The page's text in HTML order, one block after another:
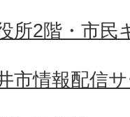
所2階・市民
市情報配信